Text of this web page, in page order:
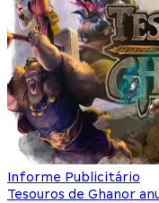
Informe Publicitário
Tesouros de Ghanor